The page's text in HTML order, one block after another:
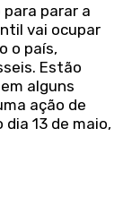
parar a
vai ocupar
o país,
Estão
alguns
ação de
13 de maio,